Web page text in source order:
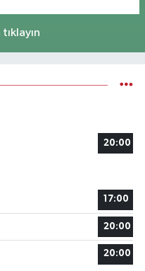
20:00
17:00
20:00
20:00